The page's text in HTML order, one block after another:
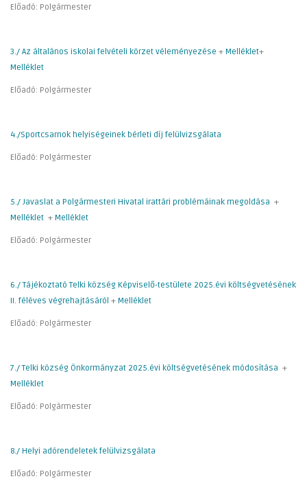
Előadó: Polgármester
3./ Az általános iskolai felvételi körzet véleményezése + Melléklet+
Melléklet
Előadó: Polgármester
4./Sportcsarnok helyiségeinek bérleti díj felülvizsgálata
Előadó: Polgármester
5./ Javaslat a Polgármesteri Hivatal irattári problémáinak megoldása +
Melléklet + Melléklet
Előadó: Polgármester
6./ Tájékoztató Telki község Képviselő-testülete 2025.évi költségvetésének
II. féléves végrehajtásáról + Melléklet
Előadó: Polgármester
7./ Telki község Önkormányzat 2025.évi költségvetésének módosítása +
Melléklet
Előadó: Polgármester
8./ Helyi adórendeletek felülvizsgálata
Előadó: Polgármester